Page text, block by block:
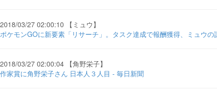
2018/03/27 02:00:10 【ミュウ】
ポケモンGOに新要素「リサーチ」。タスク達成で報酬獲得、ミュウ
2018/03/27 02:00:04 【角野栄子】
作家賞に角野栄子さん 日本人３人目 - 毎日新聞